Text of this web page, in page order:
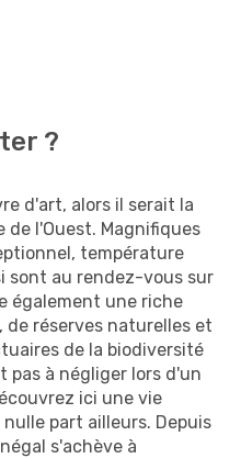
?
d'art, alors il serait la
de l'Ouest. Magnifiques
température
sont au rendez-vous sur
également une riche
réserves naturelles et
de la biodiversité
pas à négliger lors d'un
ici une vie
part ailleurs. Depuis
s'achève à